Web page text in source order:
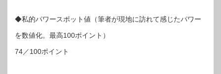
◆私的パワースポット値（筆者が現地に訪れて感じたパワー
を数値化。最高100ポイント）
74／100ポイント